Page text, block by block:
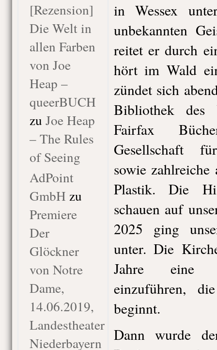
[Rezension]
Die Welt in
allen Farben
von Joe
Heap –
queerBUCH
zu Joe Heap
– The Rules
of Seeing
AdPoint
GmbH zu
Premiere
Der
Glöckner
von Notre
Dame,
14.06.2019,
Landestheater
Niederbayern
in Wessex
unbekannten
reitet er durch
hört im Wald
zündet sich
Bibliothek des
Fairfax
Gesellschaft
sowie zahlreiche
Plastik. Die
schauen auf
2025 ging
unter. Die
Jahre eine
einzuführen,
beginnt.
Dann wurde